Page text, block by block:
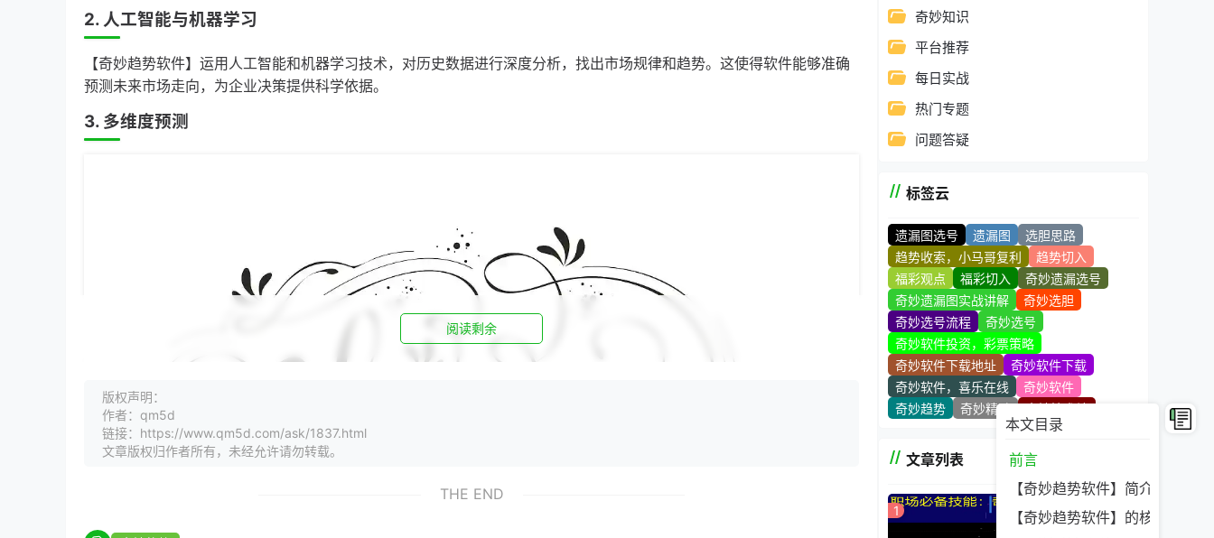
本文目录
前言
【奇妙趋势软件】简介
【奇妙趋势软件】的核心功能
2. 人工智能与机器学习
【奇妙趋势软件】运用人工智能和机器学习技术，对历史数据进行深度分析，找出市场规律和趋势。这使得软件能够准确
预测未来市场走向，为企业决策提供科学依据。
3. 多维度预测
阅读剩余
版权声明：
作者：qm5d
链接：https://www.qm5d.com/ask/1837.html
文章版权归作者所有，未经允许请勿转载。
THE END
奇妙知识
平台推荐
每日实战
热门专题
问题答疑
标签云
遗漏图选号 遗漏图
选胆思路
趋势收索，小马哥复利
趋势切入
福彩观点
福彩切入
奇妙遗漏选号
奇妙遗漏图实战讲解
奇妙选胆
奇妙选号流程
奇妙选号
奇妙软件投资，彩票策略
奇妙软件下载地址
奇妙软件下载
奇妙软件，喜乐在线
奇妙软件
奇妙趋势
奇妙精髓 奇妙技术站
文章列表
1